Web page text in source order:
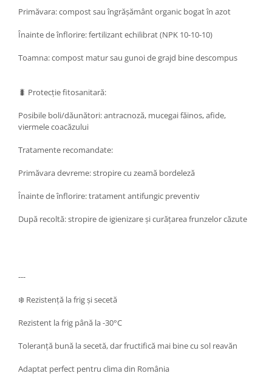
Primăvara: compost sau îngrășământ organic bogat în azot
Înainte de înflorire: fertilizant echilibrat (NPK 10-10-10)
Toamna: compost matur sau gunoi de grajd bine descompus
🐛 Protecție fitosanitară:
Posibile boli/dăunători: antracnoză, mucegai făinos, afide,
viermele coacăzului
Tratamente recomandate:
Primăvara devreme: stropire cu zeamă bordeleză
Înainte de înflorire: tratament antifungic preventiv
După recoltă: stropire de igienizare și curățarea frunzelor căzute
---
❄️ Rezistență la frig și secetă
Rezistent la frig până la -30°C
Toleranță bună la secetă, dar fructifică mai bine cu sol reavăn
Adaptat perfect pentru clima din România